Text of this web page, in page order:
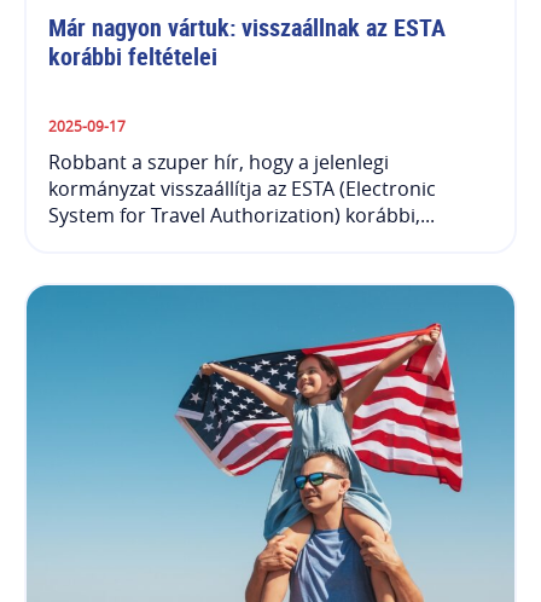
Már nagyon vártuk: visszaállnak az ESTA
korábbi feltételei
2025-09-17
Robbant a szuper hír, hogy a jelenlegi
kormányzat visszaállítja az ESTA (Electronic
System for Travel Authorization) korábbi,...